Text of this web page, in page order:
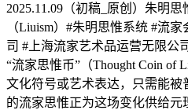
2025.11.09（初稿_原创）朱明
（Liuism）#朱明思惟系统 #流
司 #上海流家艺术品运营无限公
“流家思惟币”（Thought Coin of
文化符号或艺术表达，只需能被
的流家思惟正为这场变化供给